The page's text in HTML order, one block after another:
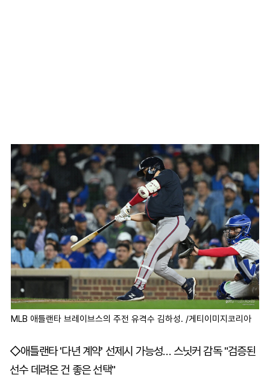
MLB 애틀랜타 브레이브스의 주전 유격수 김하성. /게티이미지코리아
◇애틀랜타 '다년 계약' 선제시 가능성… 스닛커 감독 "검증된
선수 데려온 건 좋은 선택"